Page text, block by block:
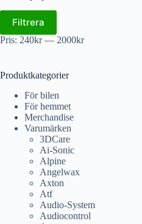
Filtrera
Pris: 240kr— 2000kr
Produktkategorier
För bilen
För hemmet
Merchandise
Varumärken
3DCare
Ai-Sonic
Alpine
Angelwax
Axton
Atf
Audio-System
Audiocontrol